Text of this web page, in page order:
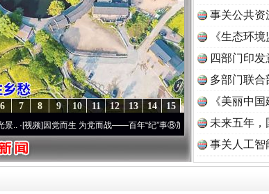
15
14
13
12
11
10
9
8
7
6
党而生 为党而战——百年“纪”事⑧加强纪律..·[视频] 牢记初心使命 奋进
事关公共资
《生态环
读
四部门印
多部门联合
《美丽中
未来五年
事关人工